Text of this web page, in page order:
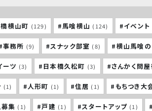
横山町 (129) #馬喰横山 (124) #イベント
事務所 (9) #スナック部室 (8) #横山馬喰の
ーツ (3) #日本橋久松町 (3) #さんかく問
(1) #人形町 (1) #住居 (1) #もちつき大
集 (1) #戸建 (1) #スタートアップ (1)